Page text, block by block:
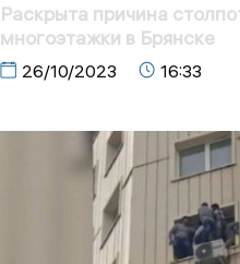
Раскрыта причина
многоэтажки в Брянске
26/10/2023 16:33